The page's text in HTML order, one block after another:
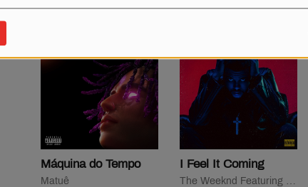
Máquina do Tempo
Matuê
I Feel It Coming
The Weeknd Featuring Daft Punk